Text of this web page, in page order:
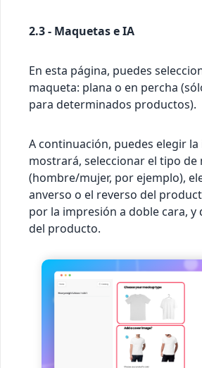
2.3 - Maquetas e IA
En esta página, puedes
maqueta: plana o en percha
para determinados productos).
A continuación, puedes elegir
mostrará, seleccionar el tipo de
(hombre/mujer, por ejemplo),
anverso o el reverso del
por la impresión a doble cara,
del producto.